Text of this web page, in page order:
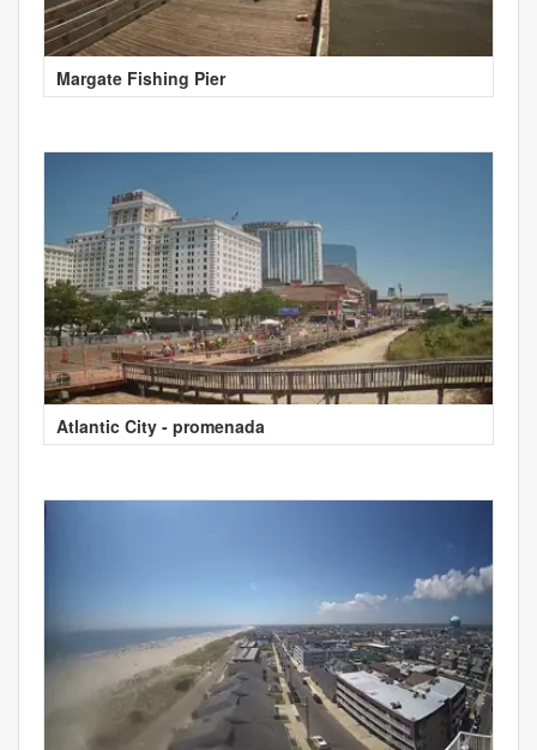
Margate Fishing Pier
Atlantic City - promenada